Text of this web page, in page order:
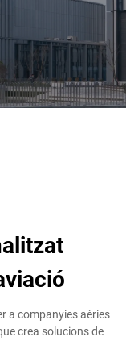
a companyies aèries
crea solucions de